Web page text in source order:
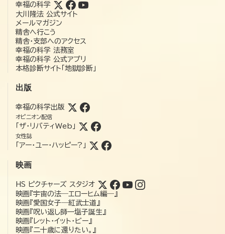
幸福の科学
大川隆法 公式サイト
メールマガジン
精舎へ行こう
精舎・支部へのアクセス
幸福の科学 法務室
幸福の科学 公式アプリ
本格診断サイト「地獄診断」
出版
幸福の科学出版
オピニオン配信
「ザ・リバティWeb」
女性誌
「アー・ユー・ハッピー?」
映画
HS ピクチャーズ スタジオ
映画『宇宙の法―エローヒム編―』
映画『愛国女子―紅武士道』
映画『呪い返し師—塩子誕生』
映画『レット・イット・ビー』
映画『二十歳に還りたい。』